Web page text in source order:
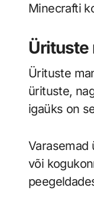
Minecrafti
Ürituste
Ürituste
ürituste,
igaüks on
Varasemad
või